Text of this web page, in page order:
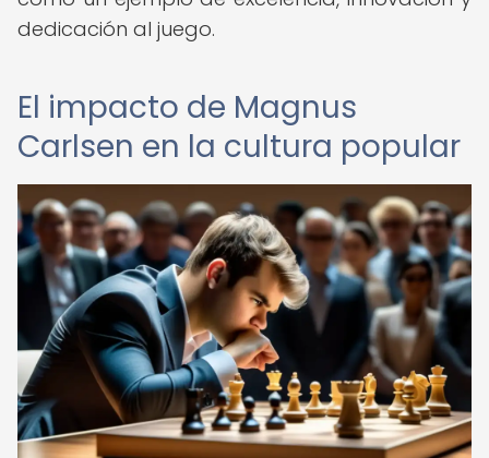
dedicación al juego.
El impacto de Magnus
Carlsen en la cultura popular